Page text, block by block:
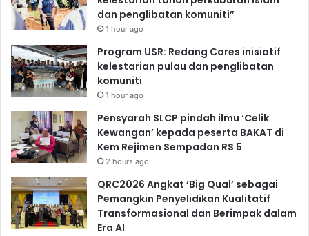
dan penglibatan komuniti”
1 hour ago
Program USR: Redang Cares inisiatif
kelestarian pulau dan penglibatan
komuniti
1 hour ago
Pensyarah SLCP pindah ilmu ‘Celik
Kewangan’ kepada peserta BAKAT di
Kem Rejimen Sempadan RS 5
2 hours ago
QRC2026 Angkat ‘Big Qual’ sebagai
Pemangkin Penyelidikan Kualitatif
Transformasional dan Berimpak dalam
Era AI